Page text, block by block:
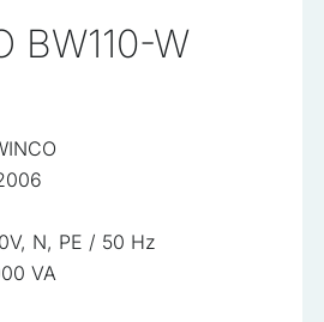
BW110-W
N, PE / 50 Hz
VA